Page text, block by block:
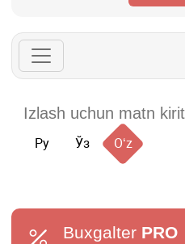
Ру Ўз Oʻz
Buxgalter PRO